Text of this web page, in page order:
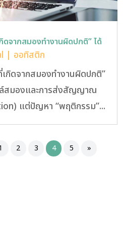
จากสมองทำงานผิดปกติ” ได้
| ออทิสติก
กิดจากสมองทำงานผิดปกติ”
สมองและการส่งสัญญาณ
แต่ปัญหา “พฤติกรรม”...
2 3 4 5 »